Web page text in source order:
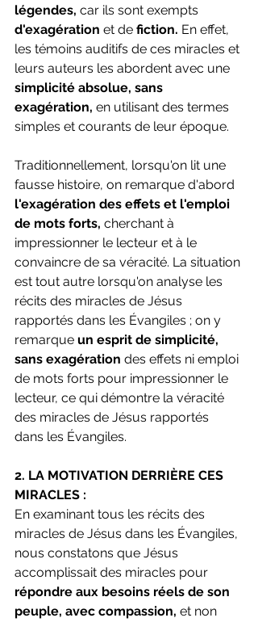
légendes, car ils sont exempts
d'exagération et de fiction. En effet,
les témoins auditifs de ces miracles et
leurs auteurs les abordent avec une
simplicité absolue, sans
exagération, en utilisant des termes
simples et courants de leur époque.
Traditionnellement, lorsqu'on lit une
fausse histoire, on remarque d'abord
l'exagération des effets et l'emploi
de mots forts, cherchant à
impressionner le lecteur et à le
convaincre de sa véracité. La situation
est tout autre lorsqu'on analyse les
récits des miracles de Jésus
rapportés dans les Évangiles ; on y
remarque un esprit de simplicité,
sans exagération des effets ni emploi
de mots forts pour impressionner le
lecteur, ce qui démontre la véracité
des miracles de Jésus rapportés
dans les Évangiles.
2. LA MOTIVATION DERRIÈRE CES
MIRACLES :
En examinant tous les récits des
miracles de Jésus dans les Évangiles,
nous constatons que Jésus
accomplissait des miracles pour
répondre aux besoins réels de son
peuple, avec compassion, et non